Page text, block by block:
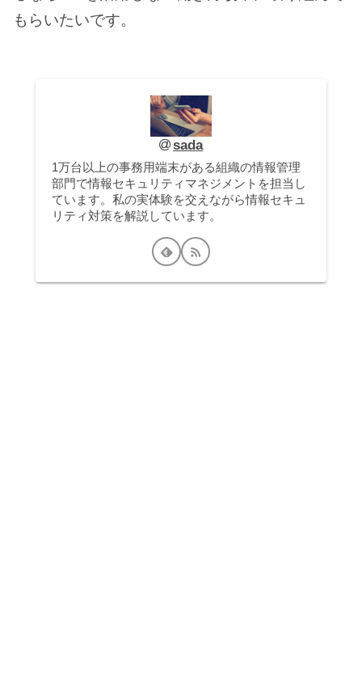
もらいたいです。
sada
1万台以上の事務用端末がある組織の情報管理
部門で情報セキュリティマネジメントを担当し
ています。私の実体験を交えながら情報セキュ
リティ対策を解説しています。